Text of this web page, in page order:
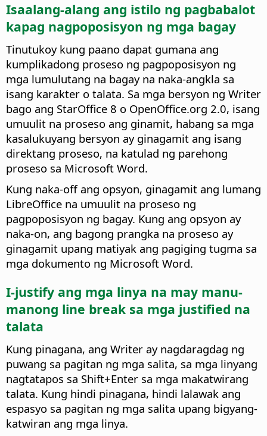
Isaalang-alang ang istilo ng pagbabalot
kapag nagpoposisyon ng mga bagay
Tinutukoy kung paano dapat gumana ang
kumplikadong proseso ng pagpoposisyon ng
mga lumulutang na bagay na naka-angkla sa
isang karakter o talata. Sa mga bersyon ng Writer
bago ang StarOffice 8 o OpenOffice.org 2.0, isang
umuulit na proseso ang ginamit, habang sa mga
kasalukuyang bersyon ay ginagamit ang isang
direktang proseso, na katulad ng parehong
proseso sa Microsoft Word.
Kung naka-off ang opsyon, ginagamit ang lumang
LibreOffice na umuulit na proseso ng
pagpoposisyon ng bagay. Kung ang opsyon ay
naka-on, ang bagong prangka na proseso ay
ginagamit upang matiyak ang pagiging tugma sa
mga dokumento ng Microsoft Word.
I-justify ang mga linya na may manu-
manong line break sa mga justified na
talata
Kung pinagana, ang Writer ay nagdaragdag ng
puwang sa pagitan ng mga salita, sa mga linyang
nagtatapos sa Shift+Enter sa mga makatwirang
talata. Kung hindi pinagana, hindi lalawak ang
espasyo sa pagitan ng mga salita upang bigyang-
katwiran ang mga linya.